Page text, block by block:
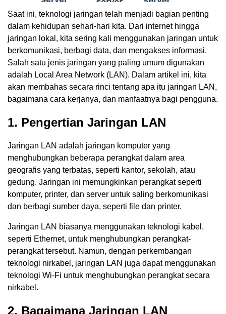
Saat ini, teknologi jaringan telah menjadi bagian penting
dalam kehidupan sehari-hari kita. Dari internet hingga
jaringan lokal, kita sering kali menggunakan jaringan untuk
berkomunikasi, berbagi data, dan mengakses informasi.
Salah satu jenis jaringan yang paling umum digunakan
adalah Local Area Network (LAN). Dalam artikel ini, kita
akan membahas secara rinci tentang apa itu jaringan LAN,
bagaimana cara kerjanya, dan manfaatnya bagi pengguna.
1. Pengertian Jaringan LAN
Jaringan LAN adalah jaringan komputer yang
menghubungkan beberapa perangkat dalam area
geografis yang terbatas, seperti kantor, sekolah, atau
gedung. Jaringan ini memungkinkan perangkat seperti
komputer, printer, dan server untuk saling berkomunikasi
dan berbagi sumber daya, seperti file dan printer.
Jaringan LAN biasanya menggunakan teknologi kabel,
seperti Ethernet, untuk menghubungkan perangkat-
perangkat tersebut. Namun, dengan perkembangan
teknologi nirkabel, jaringan LAN juga dapat menggunakan
teknologi Wi-Fi untuk menghubungkan perangkat secara
nirkabel.
2. Bagaimana Jaringan LAN